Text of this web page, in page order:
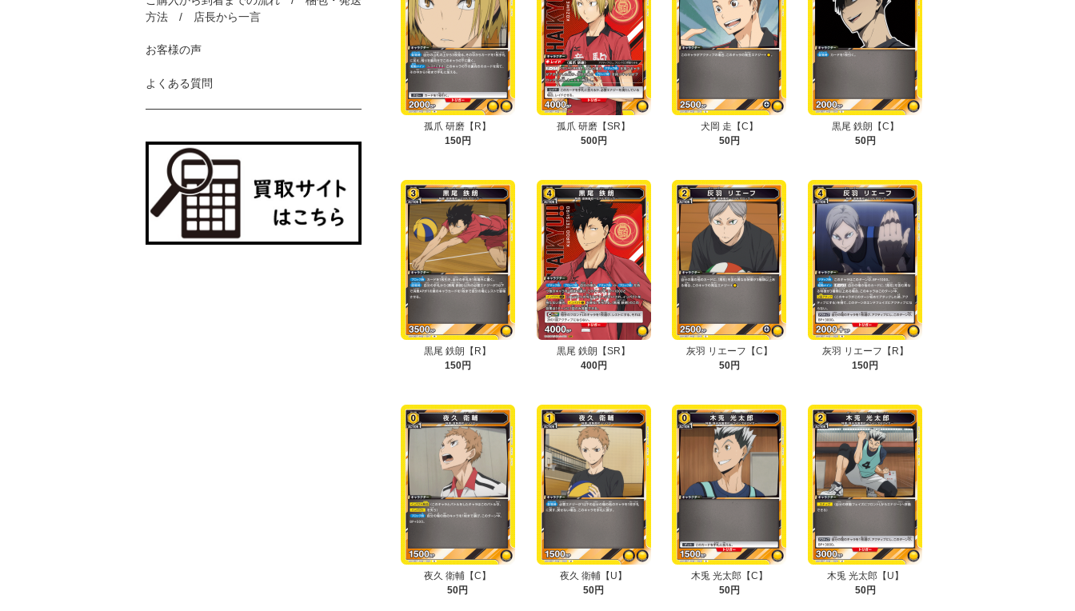
孤爪 研磨【R】
150円
孤爪 研磨【SR】
500円
犬岡 走【C】
50円
黒尾 鉄朗【C】
50円
黒尾 鉄朗【R】
150円
黒尾 鉄朗【SR】
400円
灰羽 リエーフ【C】
50円
灰羽 リエーフ【R】
150円
夜久 衛輔【C】
50円
夜久 衛輔【U】
50円
木兎 光太郎【C】
50円
木兎 光太郎【U】
50円
方法 / 店長から一言
お客様の声
よくある質問